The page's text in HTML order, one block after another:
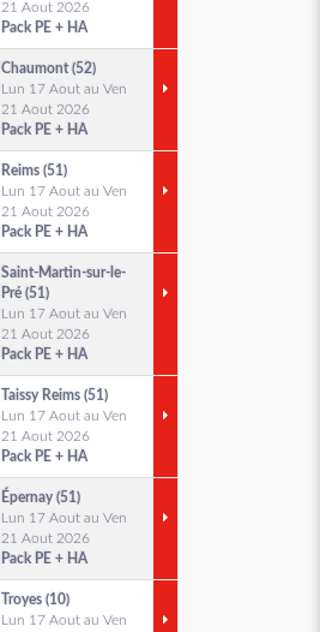
21 Aout 2026
Pack PE + HA
Chaumont (52)
Lun 17 Aout au Ven
21 Aout 2026
Pack PE + HA
Reims (51)
Lun 17 Aout au Ven
21 Aout 2026
Pack PE + HA
Saint-Martin-sur-le-
Pré (51)
Lun 17 Aout au Ven
21 Aout 2026
Pack PE + HA
Taissy Reims (51)
Lun 17 Aout au Ven
21 Aout 2026
Pack PE + HA
Épernay (51)
Lun 17 Aout au Ven
21 Aout 2026
Pack PE + HA
Troyes (10)
Lun 17 Aout au Ven